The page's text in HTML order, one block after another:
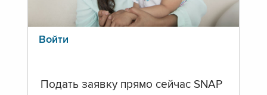
Войти
Подать заявку прямо сейчас SNAP